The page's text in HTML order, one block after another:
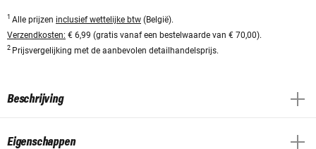
1 Alle prijzen inclusief wettelijke btw (België).
Verzendkosten: € 6,99 (gratis vanaf een bestelwaarde van € 70,00).
2 Prijsvergelijking met de aanbevolen detailhandelsprijs.
Beschrijving
Eigenschappen